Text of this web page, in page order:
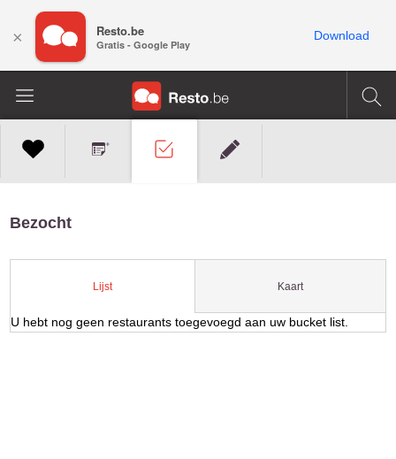
Bezocht
Lijst Kaart
U hebt nog geen restaurants toegevoegd aan uw bucket list.
× Resto.be
Gratis - Google Play
Download